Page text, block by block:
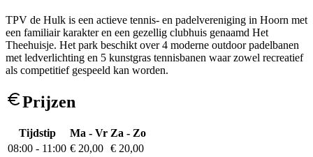
TPV de Hulk is een actieve tennis- en padelvereniging in Hoorn met
een familiair karakter en een gezellig clubhuis genaamd Het
Theehuisje. Het park beschikt over 4 moderne outdoor padelbanen
met ledverlichting en 5 kunstgras tennisbanen waar zowel recreatief
als competitief gespeeld kan worden.
Prijzen
Tijdstip Ma - Vr Za - Zo
08:00 - 11:00 € 20,00 € 20,00